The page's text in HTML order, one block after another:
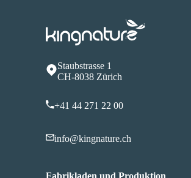
Staubstrasse 1
CH-8038 Zürich
+41 44 271 22 00
info@kingnature.ch
Fabrikladen und Produktion